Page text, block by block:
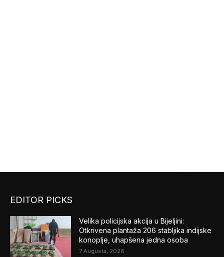
EDITOR PICKS
Velika policijska akcija u Bijeljini:
Otkrivena plantaža 206 stabljika indijske
konoplje, uhapšena jedna osoba
7 Augusta, 2026